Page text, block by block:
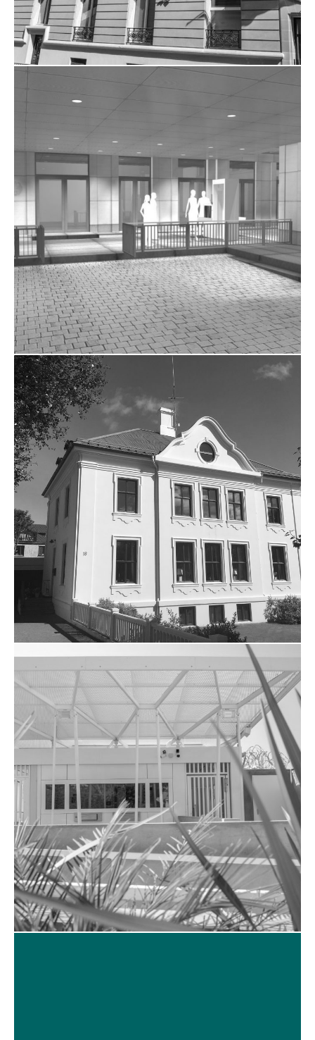
DEUTSCHE BOTSCHAFT PARIS
ZUM PROJEKT
DEUTSCHE BOTSCHAFT
BRÜSSEL IN BELGIEN
ZUM PROJEKT
DEUTSCHE BOTSCHAFT
REYKJAVIK IN ISLAND
ZUM PROJEKT